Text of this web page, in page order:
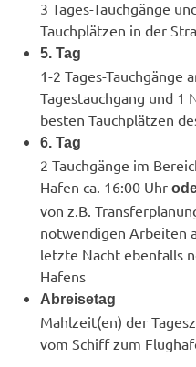
3 Tages-Tauchgänge
Tauchplätzen in der
5. Tag
1-2 Tages-Tauchgänge
Tagestauchgang und 1
besten Tauchplätzen
6. Tag
2 Tauchgänge im
Hafen ca. 16:00 Uhr
von z.B.
notwendigen Arbeiten
letzte Nacht ebenfalls
Hafens
Abreisetag
Mahlzeit(en) der
vom Schiff zum